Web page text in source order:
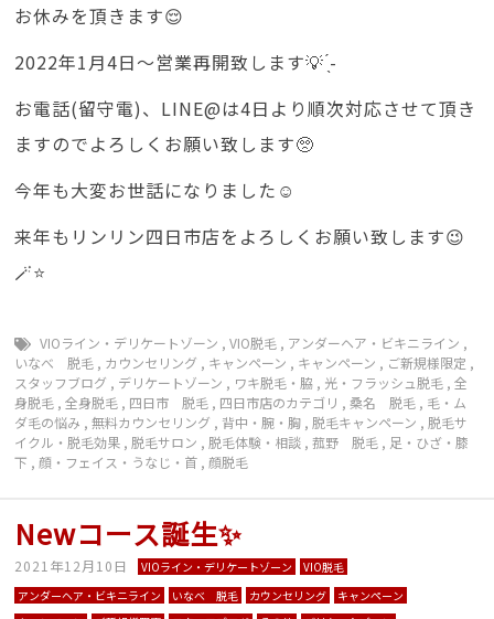
お休みを頂きます😌
2022年1月4日〜営業再開致します💡 ̖́-
お電話(留守電)、LINE@は4日より順次対応させて頂き
ますのでよろしくお願い致します🥺
今年も大変お世話になりました☺️
来年もリンリン四日市店をよろしくお願い致します😉
🪄⭐️
VIOライン・デリケートゾーン ,VIO脱毛 , アンダーヘア・ビキニライン ,
いなべ 脱毛 , カウンセリング , キャンペーン , キャンペーン , ご新規様限定 ,
スタッフブログ , デリケートゾーン , ワキ脱毛・脇 , 光・フラッシュ脱毛 ,全
身脱毛 ,全身脱毛 , 四日市 脱毛 , 四日市店のカテゴリ ,桑名 脱毛 , 毛・ム
ダ毛の悩み ,無料カウンセリング , 背中・腕・胸 ,脱毛キャンペーン ,脱毛サ
イクル・脱毛効果 ,脱毛サロン ,脱毛体験・相談 ,菰野 脱毛 , 足・ひざ・膝
下 ,顔・フェイス・うなじ・首 ,顔脱毛
Newコース誕生✨
2021年12月10日 VIOライン・デリケートゾーン
VIO脱毛
アンダーヘア・ビキニライン
いなべ 脱毛 カウンセリング
キャンペーン